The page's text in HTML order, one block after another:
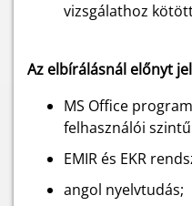
vizsgálathoz
Az elbírálásnál előnyt
MS Office
felhasználói
EMIR és EKR
angol nyelvtudás;